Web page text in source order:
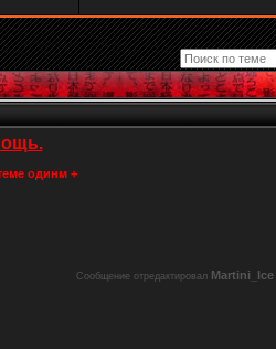
одинм +
Сообщение отредактировал Martini_Ice